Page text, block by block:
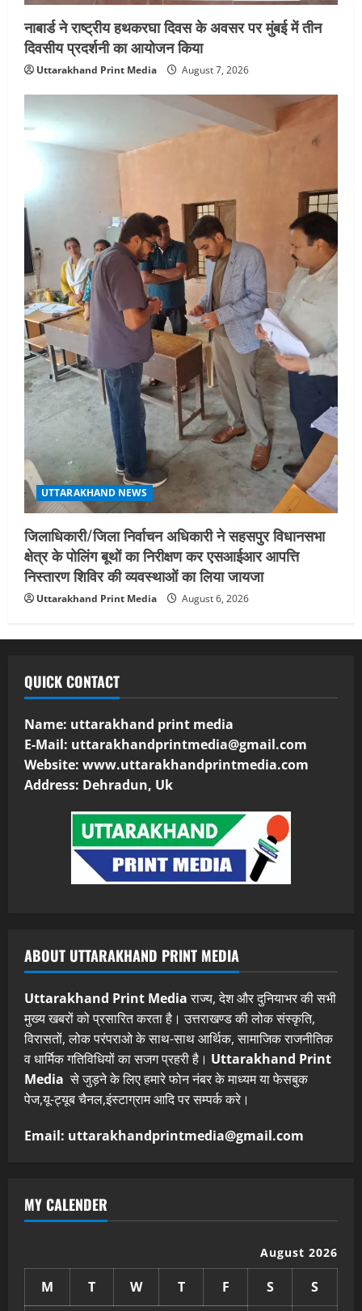
नाबार्ड ने राष्ट्रीय हथकरघा दिवस के अवसर पर मुंबई में तीन
दिवसीय प्रदर्शनी का आयोजन किया
Uttarakhand Print Media August 7, 2026
UTTARAKHAND NEWS
जिलाधिकारी/जिला निर्वाचन अधिकारी ने सहसपुर विधानसभा
क्षेत्र के पोलिंग बूथों का निरीक्षण कर एसआईआर आपत्ति
निस्तारण शिविर की व्यवस्थाओं का लिया जायजा
Uttarakhand Print Media August 6, 2026
QUICK CONTACT
Name: uttarakhand print media
E-Mail: uttarakhandprintmedia@gmail.com
Website: www.uttarakhandprintmedia.com
Address: Dehradun, Uk
ABOUT UTTARAKHAND PRINT MEDIA
Uttarakhand Print Mediaराज्य, देश और दुनियाभर की सभी
मुख्य खबरों को प्रसारित करता है। उत्तराखण्ड की लोक संस्कृति,
विरासतों, लोक परंपराओ के साथ-साथ आर्थिक, सामाजिक राजनीतिक
व धार्मिक गतिविधियों का सजग प्रहरी है। Uttarakhand Print
Media से जुड़ने के लिए हमारे फोन नंबर के माध्यम या फेसबुक
पेज,यू-ट्यूब चैनल,इंस्टाग्राम आदि पर सम्पर्क करे।
Email: uttarakhandprintmedia@gmail.com
MY CALENDER
August 2026
M T W T F S S